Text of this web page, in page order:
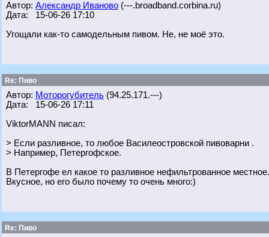
Автор: Александр Иваново (---.broadband.corbina.ru)
Дата: 15-06-26 17:10
Угощали как-то самодельным пивом. Не, не моё это.
Re: Пиво
Автор: Моторогубитель (94.25.171.---)
Дата: 15-06-26 17:11
ViktorMANN писал:
> Если разливное, то любое Василеостровской пивоварни .
> Например, Петергофское.
В Петергофе ел какое то разливное нефильтрованное местное.
Вкусное, но его было почему то очень много:)
Re: Пиво